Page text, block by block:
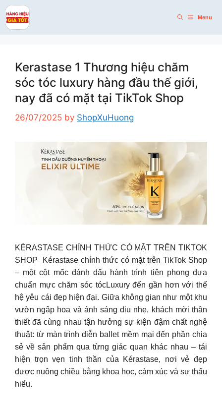
Skip
to
content
Menu
Kerastase 1 Thương hiệu chăm
sóc tóc luxury hàng đầu thế giới,
nay đã có mặt tại TikTok Shop
26/07/2025 by ShopXuHuong
KÉRASTASE CHÍNH THỨC CÓ MẶT TRÊN TIKTOK
SHOP Kérastase chính thức có mặt trên TikTok Shop
– một cột mốc đánh dấu hành trình tiên phong đưa
chuẩn mực chăm sóc tócLuxury đến gần hơn với thế
hệ yêu cái đẹp hiện đại. Giữa không gian như một khu
vườn ngập hoa và ánh sáng dịu nhẹ, khách mời thân
thiết đã cùng nhau tận hưởng sự kiện đậm chất nghệ
thuật: từ màn trình diễn ballet mềm mại đến phần chia
sẻ về sản phẩm qua từng giác quan khác nhau – tái
hiện trọn vẹn tinh thần của Kérastase, nơi vẻ đẹp
được nuông chiều bằng khoa học, cảm xúc và sự thấu
hiểu.